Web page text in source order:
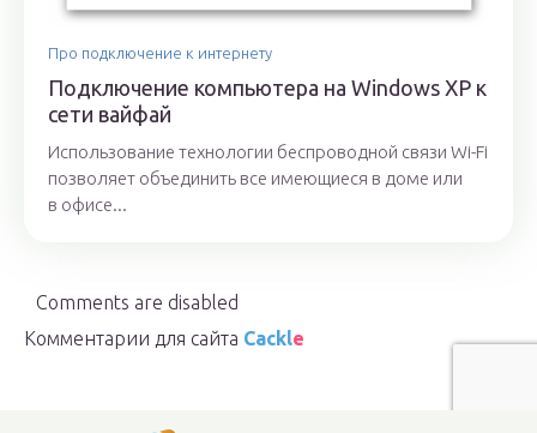
Про подключение к интернету
Подключение компьютера на Windows XP к
сети вайфай
Использование технологии беспроводной связи Wi-Fi
позволяет объединить все имеющиеся в доме или
в офисе...
Comments are disabled
Комментарии для сайта Cackle